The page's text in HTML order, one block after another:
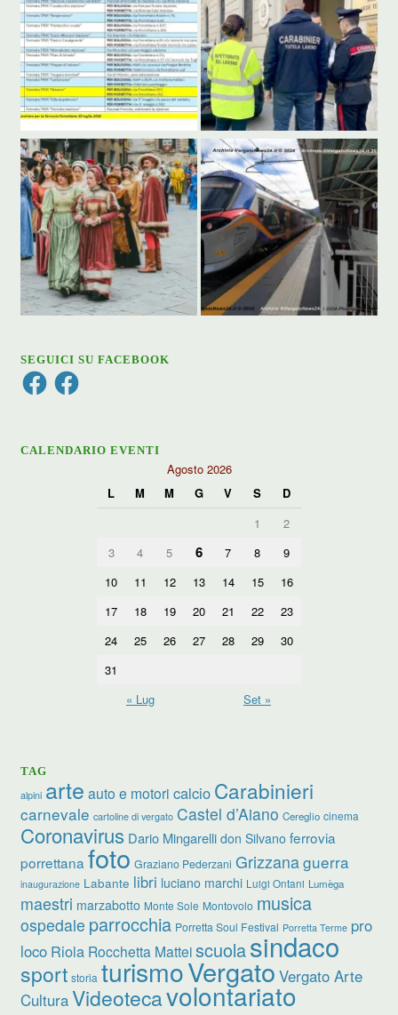
SEGUICI SU FACEBOOK
FacebookFacebook
CALENDARIO EVENTI
Agosto 2026
L
M M G V S
D
1
2
3
4 5 6 7 8
9
10
11 12 13 14 15
16
17
18 19 20 21 22
23
24
25 26 27 28 29
30
31
« Lug
Set »
TAG
alpini arte auto e motori calcio Carabinieri
carnevale cartoline di vergato Castel d’Aiano Cereglio cinema
Coronavirus Dario Mingarelli don Silvano ferrovia
porrettana foto Graziano Pederzani Grizzanaguerra
inaugurazione Labante libri luciano marchi Luigi Ontani Lumèga
maestri marzabotto Monte Sole Montovolo musica
ospedale parrocchia Porretta Soul Festival Porretta Terme pro
loco Riola Rocchetta Matteiscuolasindaco
sport storia turismoVergato Vergato Arte
CulturaVideotecavolontariato